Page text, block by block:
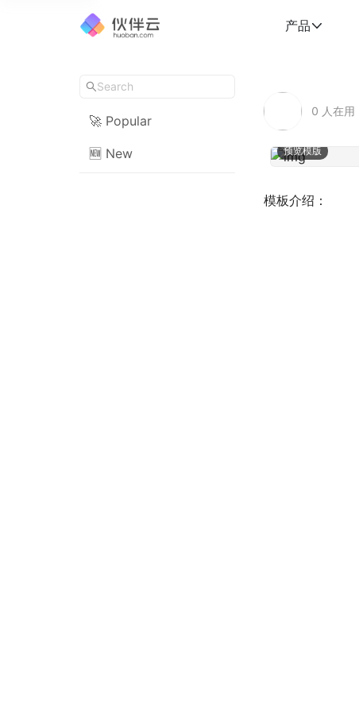
产品
🚀 Popular
🆕 New
0 人在用
预览模版
模板介绍：